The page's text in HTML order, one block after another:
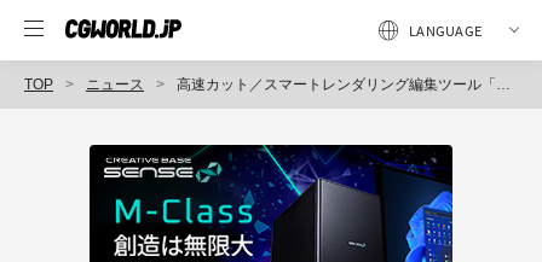
TOP ニュース 高速カット／スマートレンダリング編集ツール「TMPGEnc MPEG Smart Renderer 5 」発売（ペガシス）